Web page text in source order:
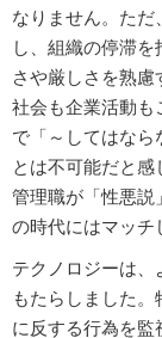
なりません。た
し、組織の停滞
さや厳しさを熟慮
社会も企業活動も
で「～してはなら
とは不可能だと感
管理職が「性悪説
の時代にはマッチ
テクノロジーは、
もたらしました
に反する行為を監